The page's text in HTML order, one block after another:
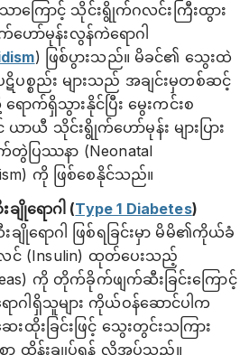
ကြောင့် သိုင်းရွိုက်ဂလင်းကြီးထွား
ဟော်မုန်းလွန်ကဲရောဂါ
) ဖြစ်ပွားသည်။ မိခင်၏ သွေးထဲ
ပစ္စည်း များသည် အချင်းမှတစ်ဆင့်
ောက်ရှိသွားနိုင်ပြီး မွေးကင်းစ
ယီ သိုင်းရွိုက်ဟော်မုန်း များပြား
ပြဿနာ (Neonatal
ကို ဖြစ်စေနိုင်သည်။
ျိုရောဂါ (Type 1 Diabetes)
ချို‌ရောဂါ ဖြစ်ရခြင်းမှာ မိမိ၏ကိုယ်ခံ
င် (Insulin) ထုတ်ပေးသည့်
ကို တိုက်ခိုက်ဖျက်ဆီးခြင်းကြောင့်
ာဂါရှိသူများ ကိုယ်ဝန်ဆောင်ပါက
ထိုးခြင်းဖြင့် သွေးတွင်းသကြား
ာ ထိန်းချုပ်ရန် လိုအပ်သည်။